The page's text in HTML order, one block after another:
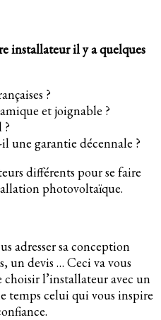
installateur il y a quelques
?
et joignable ?
?
une garantie décennale ?
différents pour se faire
photovoltaïque.
adresser sa conception
un devis … Ceci va vous
l’installateur avec un
temps celui qui vous inspire